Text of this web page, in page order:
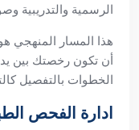
الرسمية والتدريبية
هذا المسار المنهجي
أن تكون رخصتك بين
الخطوات بالتفصيل
ادارة الفحص